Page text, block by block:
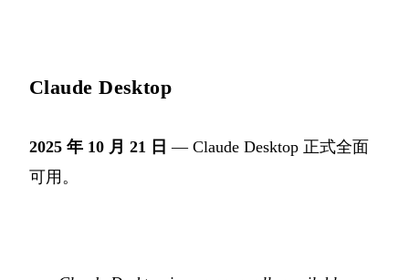
Claude Desktop
2025 年 10 月 21 日 — Claude Desktop 正式全面
可用。